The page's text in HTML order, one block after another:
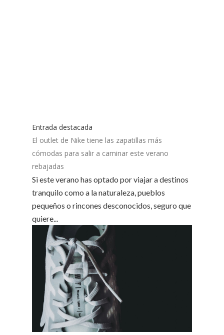
Entrada destacada
El outlet de Nike tiene las zapatillas más
cómodas para salir a caminar este verano
rebajadas
Si este verano has optado por viajar a destinos
tranquilo como a la naturaleza, pueblos
pequeños o rincones desconocidos, seguro que
quiere...